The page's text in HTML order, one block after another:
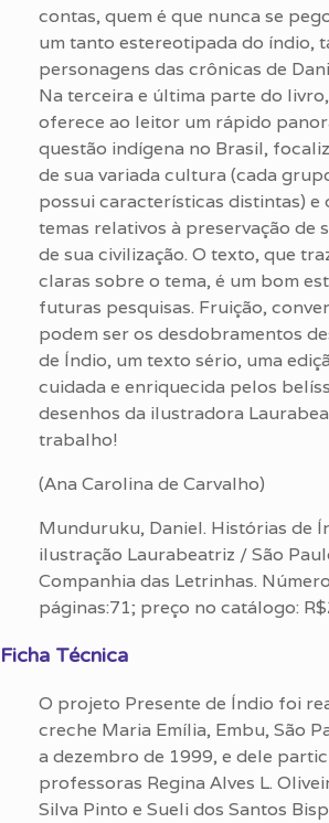
contas, quem é que nunca se
um tanto estereotipada do índio,
personagens das crônicas de
Na terceira e última parte do
oferece ao leitor um rápido
questão indígena no Brasil,
de sua variada cultura (cada
possui características distintas) e
temas relativos à preservação de
de sua civilização. O texto, que
claras sobre o tema, é um bom
futuras pesquisas. Fruição,
podem ser os desdobramentos
de Índio, um texto sério, uma
cuidada e enriquecida pelos
desenhos da ilustradora
trabalho!
(Ana Carolina de Carvalho)
Munduruku, Daniel. Histórias de
ilustração Laurabeatriz / São
Companhia das Letrinhas.
páginas:71; preço no catálogo:
Ficha Técnica
O projeto Presente de Índio foi
creche Maria Emília, Embu, São
a dezembro de 1999, e dele
professoras Regina Alves L.
Silva Pinto e Sueli dos Santos